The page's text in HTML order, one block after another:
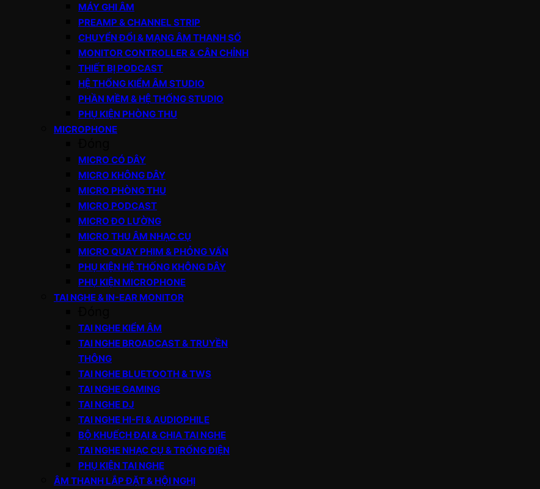
MÁY GHI ÂM
PREAMP & CHANNEL STRIP
CHUYỂN ĐỔI & MẠNG ÂM THANH SỐ
MONITOR CONTROLLER & CÂN CHỈNH
THIẾT BỊ PODCAST
HỆ THỐNG KIỂM ÂM STUDIO
PHẦN MỀM & HỆ THỐNG STUDIO
PHỤ KIỆN PHÒNG THU
MICROPHONE
MICRO CÓ DÂY
MICRO KHÔNG DÂY
MICRO PHÒNG THU
MICRO PODCAST
MICRO ĐO LƯỜNG
MICRO THU ÂM NHẠC CỤ
MICRO QUAY PHIM & PHỎNG VẤN
PHỤ KIỆN HỆ THỐNG KHÔNG DÂY
PHỤ KIỆN MICROPHONE
TAI NGHE & IN-EAR MONITOR
TAI NGHE KIỂM ÂM
TAI NGHE BROADCAST & TRUYỀN
THÔNG
TAI NGHE BLUETOOTH & TWS
TAI NGHE GAMING
TAI NGHE DJ
TAI NGHE HI-FI & AUDIOPHILE
BỘ KHUẾCH ĐẠI & CHIA TAI NGHE
TAI NGHE NHẠC CỤ & TRỐNG ĐIỆN
PHỤ KIỆN TAI NGHE
ÂM THANH LẮP ĐẶT & HỘI NGHỊ